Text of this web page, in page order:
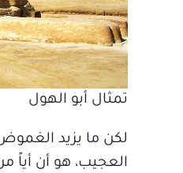
تمثال أبو الهول
لكن ما يزيد
العجيب، هو أن أياً